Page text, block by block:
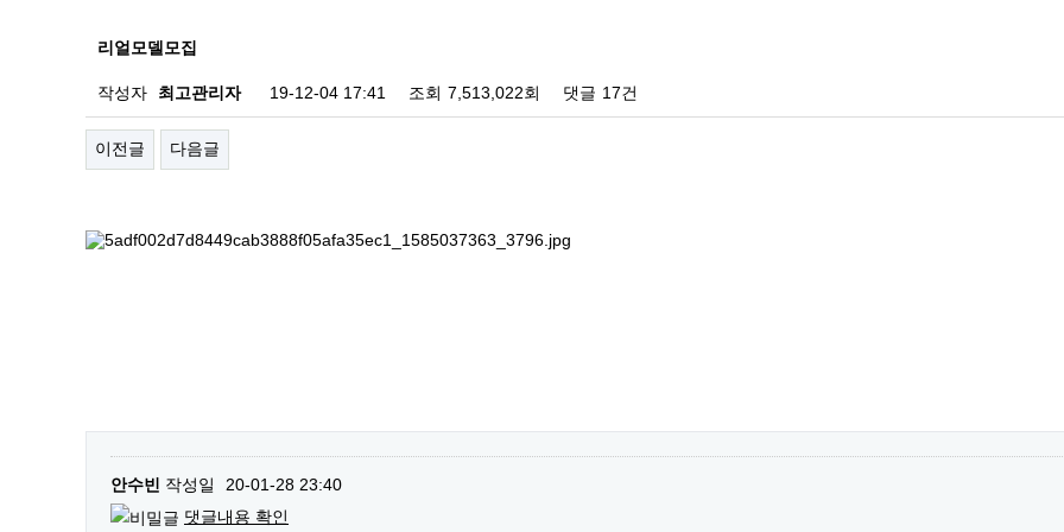
리얼모델모집
작성자 최고관리자 19-12-04 17:41 조회 7,513,022회 댓글 17건
이전글 다음글
안수빈 작성일
20-01-28 23:40
댓글내용 확인